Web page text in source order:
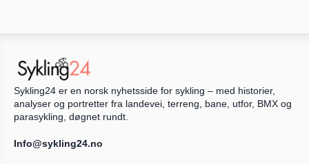
Sykling24 er en norsk nyhetsside for sykling – med historier,
analyser og portretter fra landevei, terreng, bane, utfor, BMX og
parasykling, døgnet rundt.
Info@sykling24.no